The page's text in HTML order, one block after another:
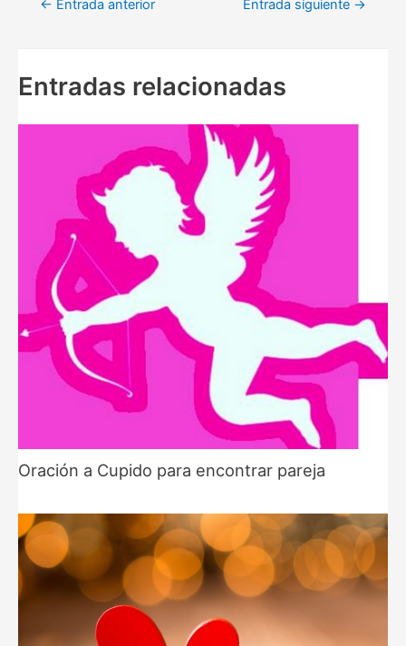
← Entrada anterior Entrada siguiente →
Entradas relacionadas
Oración a Cupido para encontrar pareja